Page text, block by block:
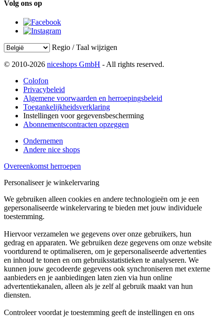
Volg ons op
Regio / Taal wijzigen
© 2010-2026 niceshops GmbH - All rights reserved.
Colofon
Privacybeleid
Algemene voorwaarden en herroepingsbeleid
Toegankelijkheidsverklaring
Instellingen voor gegevensbescherming
Abonnementscontracten opzeggen
Ondernemen
Andere nice shops
Overeenkomst herroepen
Personaliseer je winkelervaring
We gebruiken alleen cookies en andere technologieën om je een
gepersonaliseerde winkelervaring te bieden met jouw individuele
toestemming.
Hiervoor verzamelen we gegevens over onze gebruikers, hun
gedrag en apparaten. We gebruiken deze gegevens om onze website
voortdurend te optimaliseren, om je gepersonaliseerde advertenties
en inhoud te tonen en om gebruiksstatistieken te analyseren. We
kunnen jouw gecodeerde gegevens ook synchroniseren met externe
aanbieders en je aanbiedingen laten zien via hun online
advertentiekanalen, alleen als je zelf al gebruik maakt van hun
diensten.
Controleer voordat je toestemming geeft de instellingen en ons